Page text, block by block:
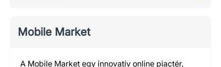
Mobile Market
A Mobile Market egy innovatív online piactér,